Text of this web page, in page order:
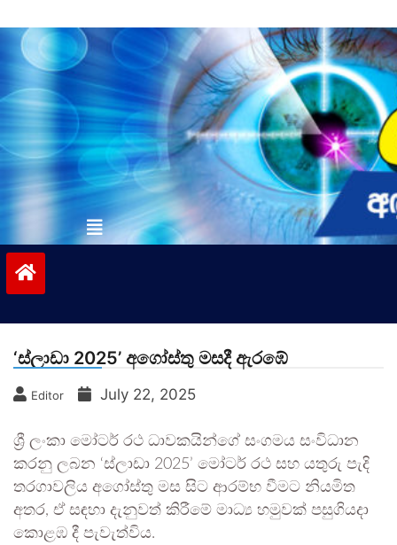
to
contentvinivida.lk
‘ස්ලාඩා 2025’ අගෝස්තු මසදී ඇරඹේ
Editor July 22, 2025
ශ්‍රී ලංකා මෝටර් රථ ධාවකයින්ගේ සංගමය සංවිධාන
කරනු ලබන ‘ස්ලාඩා 2025’ මෝටර් රථ සහ යතුරු පැදි
තරගාවලිය අගෝස්තු මස සිට ආරම්භ වීමට නියමිත
අතර, ඒ සඳහා දැනුවත් කිරීමේ මාධ්‍ය හමුවක් පසුගියදා
කොළඹ දී පැවැත්විය.